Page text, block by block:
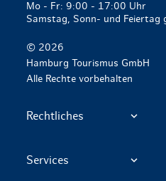
Mo - Fr: 9:00 - 17:00 Uhr
Samstag, Sonn- und Feiertag
© 2026
Hamburg Tourismus GmbH
Alle Rechte vorbehalten
Rechtliches
Services